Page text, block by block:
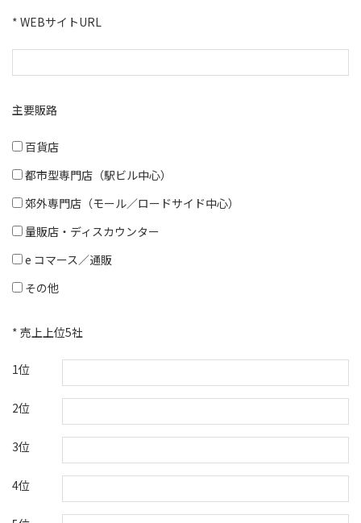
* WEBサイトURL
主要販路
百貨店
都市型専門店（駅ビル中心）
郊外専門店（モール／ロードサイド中心）
量販店・ディスカウンター
e コマース／通販
その他
* 売上上位5社
1位
2位
3位
4位